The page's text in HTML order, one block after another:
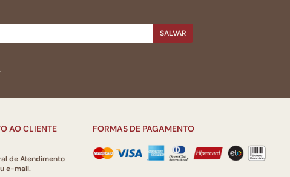
SALVAR
AO CLIENTE
de Atendimento
e-mail.
FORMAS DE PAGAMENTO